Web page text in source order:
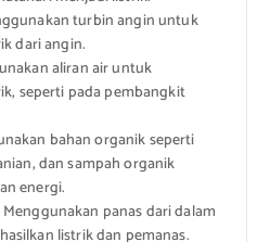
turbin angin untuk
dari angin.
aliran air untuk
seperti pada pembangkit
bahan organik seperti
dan sampah organik
energi.
panas dari dalam
listrik dan pemanas.